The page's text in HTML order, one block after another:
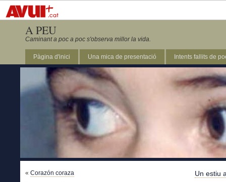
A PEU
Caminant a poc a poc s'observa millor la vida.
Pàgina d'inici Una mica de presentació Intents fallits de
« Corazón coraza Un estiu